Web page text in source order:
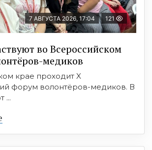
7 АВГУСТА 2026, 17:04 121
во Всероссийском
медиков
крае проходит X
форум волонтёров-медиков. В
...